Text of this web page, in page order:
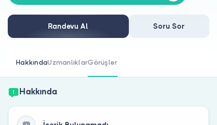
Doktor musunuz?
Randevu Al Soru Sor
HakkındaUzmanlıklarGörüşler
Hakkında